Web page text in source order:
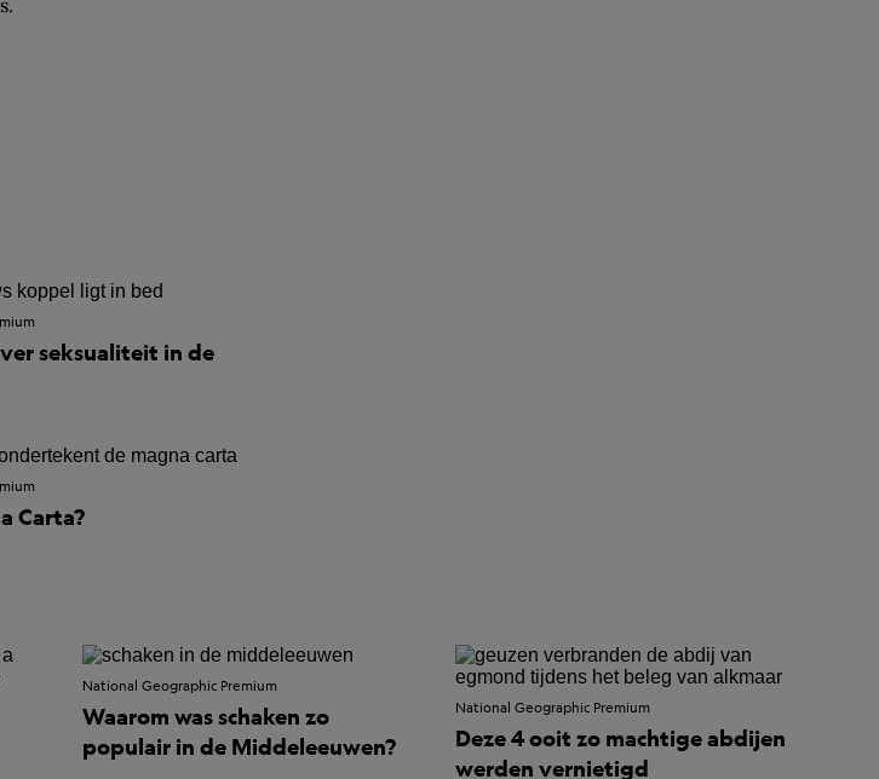
seksualiteit in de
Carta?
National Geographic Premium
Waarom was schaken zo
populair in de Middeleeuwen?
National Geographic Premium
Deze 4 ooit zo machtige abdijen
werden vernietigd